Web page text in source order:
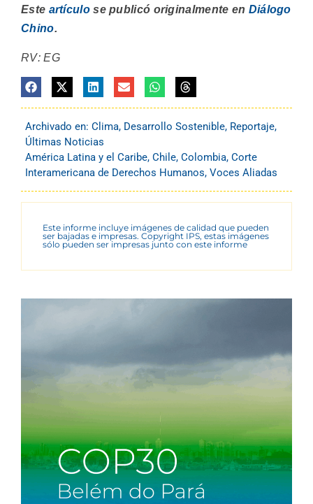
Este artículose publicó originalmente en Diálogo
Chino.
RV: EG
Archivado en: Clima, Desarrollo Sostenible, Reportaje,
Últimas Noticias
América Latina y el Caribe, Chile, Colombia, Corte
Interamericana de Derechos Humanos, Voces Aliadas
Este informe incluye imágenes de calidad que pueden
ser bajadas e impresas. Copyright IPS, estas imágenes
sólo pueden ser impresas junto con este informe